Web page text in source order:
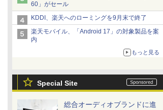
60」がセール
KDDI、楽天へのローミングを9月末で終了
楽天モバイル、「Android 17」の対象製品を案
内
もっと見る
Special Site
総合オーディオブランドに進